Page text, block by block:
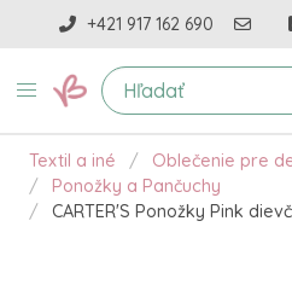
+421 917 162 690
Textil a iné
Oblečenie pre
Ponožky a Pančuchy
CARTER'S Ponožky Pink